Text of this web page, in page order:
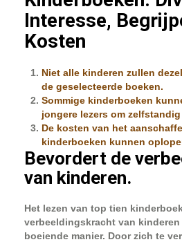
Interesse,
Kosten
Niet alle kinderen zullen
de geselecteerde boeken.
Sommige kinderboeken
jongere lezers om
De kosten van het
kinderboeken kunnen
Bevordert de
van kinderen.
Het lezen van top tien
verbeeldingskracht van
boeiende manier. Door zich te